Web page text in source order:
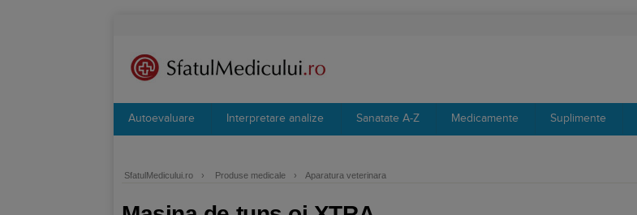
Autoevaluare Interpretare analize Sanatate A-Z Medicamente Suplimente
SfatulMedicului.ro › Produse medicale › Aparatura veterinara